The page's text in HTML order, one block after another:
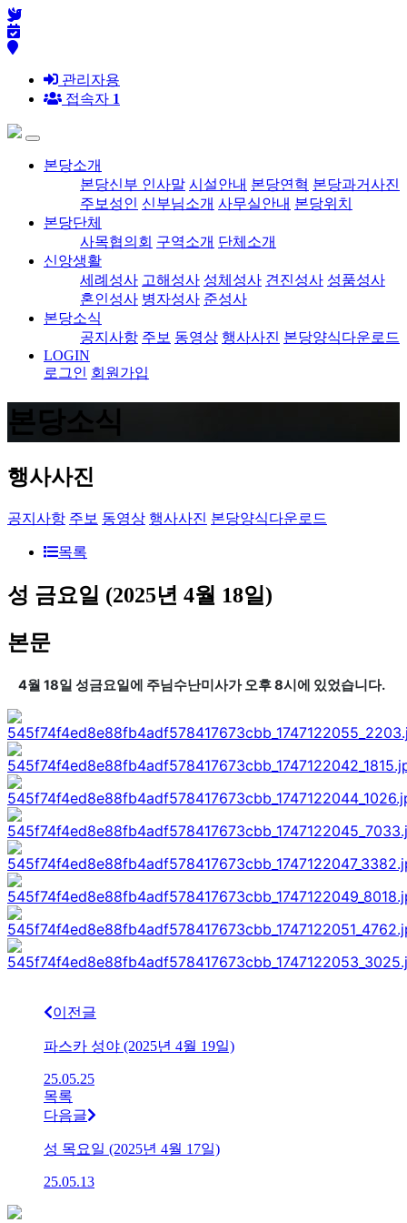
관리자용
접속자 1
본당소개
본당신부 인사말 시설안내 본당연혁 본당과거사진
주보성인 신부님소개 사무실안내 본당위치
본당단체
사목협의회 구역소개 단체소개
신앙생활
세례성사 고해성사 성체성사 견진성사 성품성사
혼인성사 병자성사 준성사
본당소식
공지사항 주보 동영상 행사사진 본당양식다운로드
LOGIN
로그인 회원가입
본당소식
행사사진
공지사항 주보 동영상 행사사진 본당양식다운로드
목록
성 금요일 (2025년 4월 18일)
본문
4월 18일 성금요일에 주님수난미사가 오후 8시에 있었습니다.
이전글
파스카 성야 (2025년 4월 19일)
25.05.25
목록
다음글
성 목요일 (2025년 4월 17일)
25.05.13